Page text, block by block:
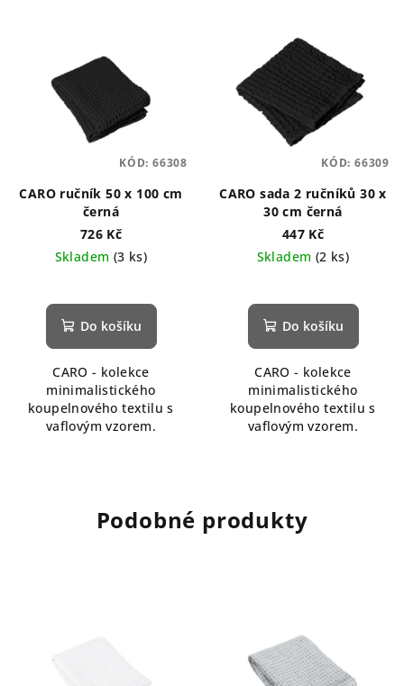
CARO ručník 50 x 100 cm
černá
726 Kč
Skladem (3 ks)
Do košíku
CARO - kolekce
minimalistického
koupelnového textilu s
vaflovým vzorem.
KÓD: 66308
CARO sada 2 ručníků 30 x
30 cm černá
447 Kč
Skladem (2 ks)
Do košíku
CARO - kolekce
minimalistického
koupelnového textilu s
vaflovým vzorem.
KÓD: 66309
Podobné produkty